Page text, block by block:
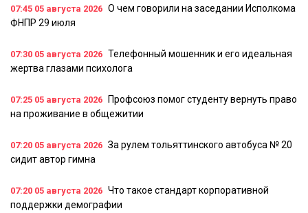
07:45 05 августа 2026 О чем говорили на заседании Исполкома
ФНПР 29 июля
07:30 05 августа 2026 Телефонный мошенник и его идеальная
жертва глазами психолога
07:25 05 августа 2026
Профсоюз помог студенту вернуть право
на проживание в общежитии
07:20 05 августа 2026 За рулем тольяттинского автобуса № 20
сидит автор гимна
07:20 05 августа 2026 Что такое стандарт корпоративной
поддержки демографии